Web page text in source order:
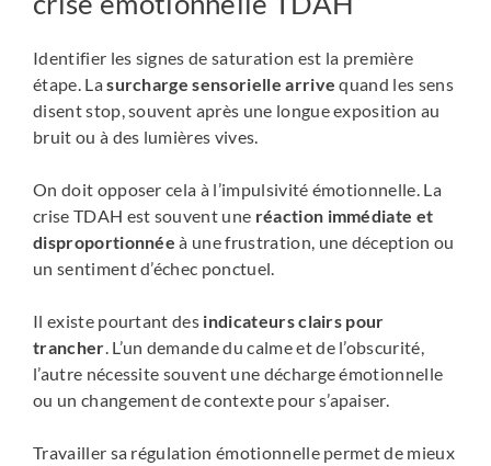
Identifier les signes de saturation est la première
étape. Lasurcharge sensorielle arrive quand les sens
disent stop, souvent après une longue exposition au
bruit ou à des lumières vives.
On doit opposer cela à l’impulsivité émotionnelle. La
crise TDAH est souvent une réaction immédiate et
disproportionnée à une frustration, une déception ou
un sentiment d’échec ponctuel.
Il existe pourtant des indicateurs clairs pour
trancher . L’un demande du calme et de l’obscurité,
l’autre nécessite souvent une décharge émotionnelle
ou un changement de contexte pour s’apaiser.
Travailler sa régulation émotionnelle permet de mieux